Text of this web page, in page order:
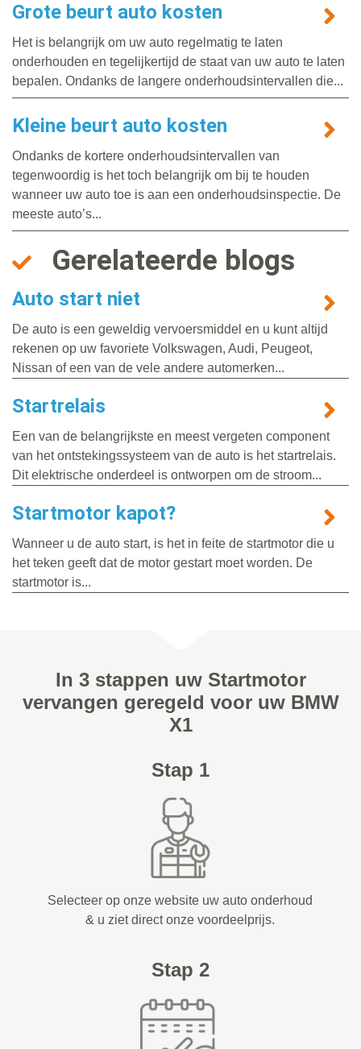
Grote beurt auto kosten
Het is belangrijk om uw auto regelmatig te laten
onderhouden en tegelijkertijd de staat van uw auto te laten
bepalen. Ondanks de langere onderhoudsintervallen die...
Kleine beurt auto kosten
Ondanks de kortere onderhoudsintervallen van
tegenwoordig is het toch belangrijk om bij te houden
wanneer uw auto toe is aan een onderhoudsinspectie. De
meeste auto’s...
Gerelateerde blogs
Auto start niet
De auto is een geweldig vervoersmiddel en u kunt altijd
rekenen op uw favoriete Volkswagen, Audi, Peugeot,
Nissan of een van de vele andere automerken...
Startrelais
Een van de belangrijkste en meest vergeten component
van het ontstekingssysteem van de auto is het startrelais.
Dit elektrische onderdeel is ontworpen om de stroom...
Startmotor kapot?
Wanneer u de auto start, is het in feite de startmotor die u
het teken geeft dat de motor gestart moet worden. De
startmotor is...
In 3 stappen uw Startmotor
vervangen geregeld voor uw BMW
X1
Stap 1
Selecteer op onze website uw auto onderhoud
& u ziet direct onze voordeelprijs.
Stap 2